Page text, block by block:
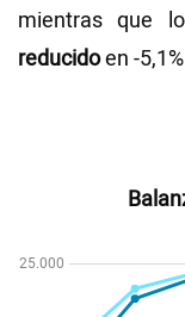
mientras que
reducidoen -5,1%